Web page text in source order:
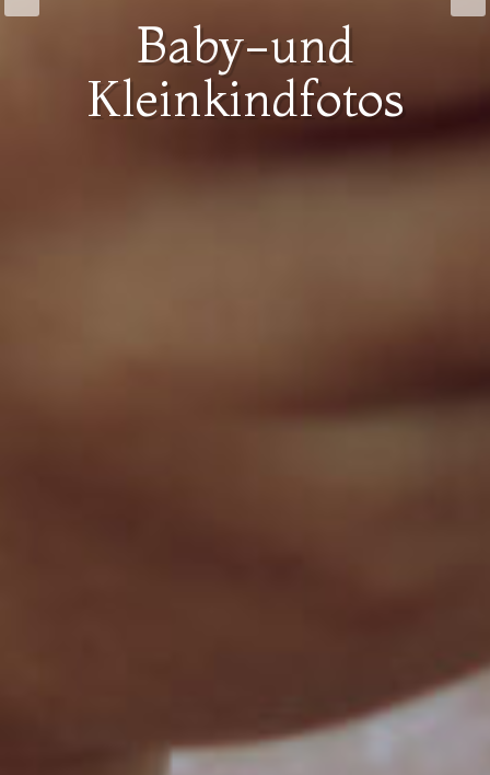
Baby-und
Kleinkindfotos